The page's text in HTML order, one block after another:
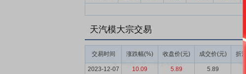
公司自设立以来，在汽车模具
要点6：规模优势
国内汽车覆盖件模具行业处于
较小、技术和装备水平有限。本公司是国家制造
先的规模使公司在大额订单的承接及快速响应能力
天汽模大宗交易
交易时间 涨跌幅(%) 收盘价(元) 成交价(元) 折
2023-12-07 10.09 5.89 5.89